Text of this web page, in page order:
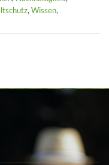
,Wissen,